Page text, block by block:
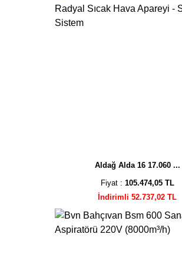
Aldağ Alda 16 17.060 ...
Fiyat : 105.474,05 TL
İndirimli 52.737,02 TL